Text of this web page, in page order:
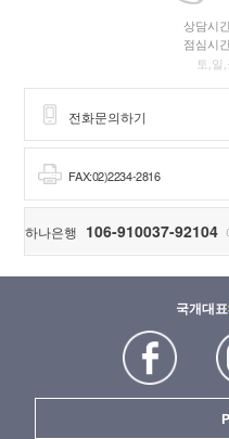
상담시
점심시
토,일
전화문의하기
FAX:02)2234-2816
하나은행 106-910037-92104
국개대표